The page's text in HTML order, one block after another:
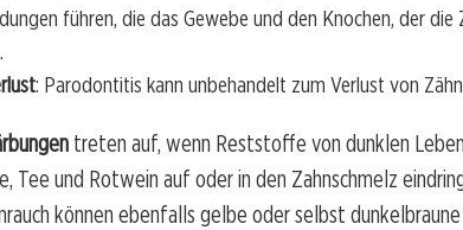
führen, die das Gewebe und den Knochen, der die
: Parodontitis kann unbehandelt zum Verlust von
treten auf, wenn Reststoffe von dunklen
Tee und Rotwein auf oder in den Zahnschmelz
können ebenfalls gelbe oder selbst dunkelbraune